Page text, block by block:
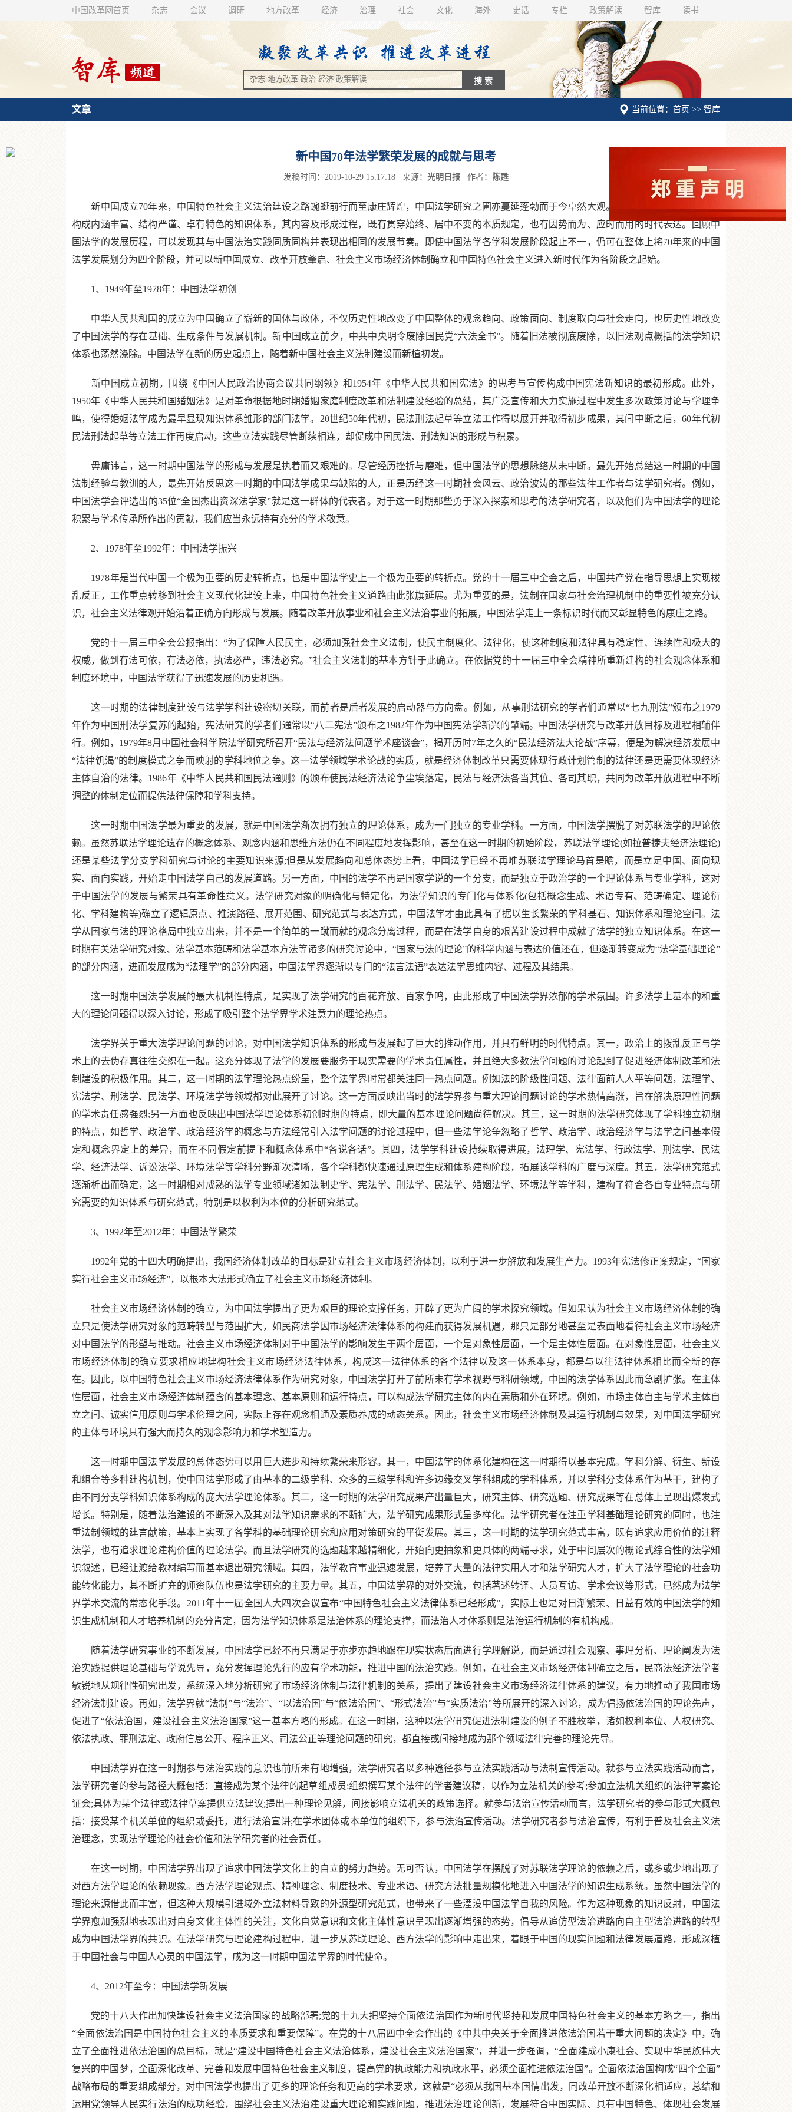
中国改革网首页 杂志 会议 调研 地方改革 经济 治理 社会 文化 海外 史话 专栏 政策解读 智库 读书
当前位置：首页 >> 智库
文章
新中国70年法学繁荣发展的成就与思考
发稿时间：2019-10-29 15:17:18 来源： 光明日报 作者： 陈甦
新中国成立70年来，中国特色社会主义法治建设之路蜿蜒前行而至康庄辉煌，中国法学研究之圃亦蔓延蓬勃而于今卓然大观。中国法学发展至今，已然
构成内涵丰富、结构严谨、卓有特色的知识体系，其内容及形成过程，既有贯穿始终、居中不变的本质规定，也有因势而为、应时而用的时代表达。回顾中
国法学的发展历程，可以发现其与中国法治实践同质同构并表现出相同的发展节奏。即使中国法学各学科发展阶段起止不一，仍可在整体上将70年来的中国
法学发展划分为四个阶段，并可以新中国成立、改革开放肇启、社会主义市场经济体制确立和中国特色社会主义进入新时代作为各阶段之起始。
1、1949年至1978年：中国法学初创
中华人民共和国的成立为中国确立了崭新的国体与政体，不仅历史性地改变了中国整体的观念趋向、政策面向、制度取向与社会走向，也历史性地改变
了中国法学的存在基础、生成条件与发展机制。新中国成立前夕，中共中央明令废除国民党“六法全书”。随着旧法被彻底废除，以旧法观点概括的法学知识
体系也荡然涤除。中国法学在新的历史起点上，随着新中国社会主义法制建设而新植初发。
新中国成立初期，围绕《中国人民政治协商会议共同纲领》和1954年《中华人民共和国宪法》的思考与宣传构成中国宪法新知识的最初形成。此外，
1950年《中华人民共和国婚姻法》是对革命根据地时期婚姻家庭制度改革和法制建设经验的总结，其广泛宣传和大力实施过程中发生多次政策讨论与学理争
鸣，使得婚姻法学成为最早显现知识体系雏形的部门法学。20世纪50年代初，民法刑法起草等立法工作得以展开并取得初步成果，其间中断之后，60年代初
民法刑法起草等立法工作再度启动，这些立法实践尽管断续相连，却促成中国民法、刑法知识的形成与积累。
毋庸讳言，这一时期中国法学的形成与发展是执着而又艰难的。尽管经历挫折与磨难，但中国法学的思想脉络从未中断。最先开始总结这一时期的中国
法制经验与教训的人，最先开始反思这一时期的中国法学成果与缺陷的人，正是历经这一时期社会风云、政治波涛的那些法律工作者与法学研究者。例如，
中国法学会评选出的35位“全国杰出资深法学家”就是这一群体的代表者。对于这一时期那些勇于深入探索和思考的法学研究者，以及他们为中国法学的理论
积累与学术传承所作出的贡献，我们应当永远持有充分的学术敬意。
2、1978年至1992年：中国法学振兴
1978年是当代中国一个极为重要的历史转折点，也是中国法学史上一个极为重要的转折点。党的十一届三中全会之后，中国共产党在指导思想上实现拨
乱反正，工作重点转移到社会主义现代化建设上来，中国特色社会主义道路由此张旗延展。尤为重要的是，法制在国家与社会治理机制中的重要性被充分认
识，社会主义法律观开始沿着正确方向形成与发展。随着改革开放事业和社会主义法治事业的拓展，中国法学走上一条标识时代而又彰显特色的康庄之路。
党的十一届三中全会公报指出：“为了保障人民民主，必须加强社会主义法制，使民主制度化、法律化，使这种制度和法律具有稳定性、连续性和极大的
权威，做到有法可依，有法必依，执法必严，违法必究。”社会主义法制的基本方针于此确立。在依据党的十一届三中全会精神所重新建构的社会观念体系和
制度环境中，中国法学获得了迅速发展的历史机遇。
这一时期的法律制度建设与法学学科建设密切关联，而前者是后者发展的启动器与方向盘。例如，从事刑法研究的学者们通常以“七九刑法”颁布之1979
年作为中国刑法学复苏的起始，宪法研究的学者们通常以“八二宪法”颁布之1982年作为中国宪法学新兴的肇端。中国法学研究与改革开放目标及进程相辅伴
行。例如，1979年8月中国社会科学院法学研究所召开“民法与经济法问题学术座谈会”，揭开历时7年之久的“民法经济法大论战”序幕，便是为解决经济发展中
“法律饥渴”的制度模式之争而映射的学科地位之争。这一法学领域学术论战的实质，就是经济体制改革只需要体现行政计划管制的法律还是更需要体现经济
主体自治的法律。1986年《中华人民共和国民法通则》的颁布使民法经济法论争尘埃落定，民法与经济法各当其位、各司其职，共同为改革开放进程中不断
调整的体制定位而提供法律保障和学科支持。
这一时期中国法学最为重要的发展，就是中国法学渐次拥有独立的理论体系，成为一门独立的专业学科。一方面，中国法学摆脱了对苏联法学的理论依
赖。虽然苏联法学理论遗存的概念体系、观念内涵和思维方法仍在不同程度地发挥影响，甚至在这一时期的初始阶段，苏联法学理论(如拉普捷夫经济法理论)
还是某些法学分支学科研究与讨论的主要知识来源;但是从发展趋向和总体态势上看，中国法学已经不再唯苏联法学理论马首是瞻，而是立足中国、面向现
实、面向实践，开始走中国法学自己的发展道路。另一方面，中国的法学不再是国家学说的一个分支，而是独立于政治学的一个理论体系与专业学科，这对
于中国法学的发展与繁荣具有革命性意义。法学研究对象的明确化与特定化，为法学知识的专门化与体系化(包括概念生成、术语专有、范畴确定、理论衍
化、学科建构等)确立了逻辑原点、推演路径、展开范围、研究范式与表达方式，中国法学才由此具有了据以生长繁荣的学科基石、知识体系和理论空间。法
学从国家与法的理论格局中独立出来，并不是一个简单的一蹴而就的观念分离过程，而是在法学自身的艰苦建设过程中成就了法学的独立知识体系。在这一
时期有关法学研究对象、法学基本范畴和法学基本方法等诸多的研究讨论中，“国家与法的理论”的科学内涵与表达价值还在，但逐渐转变成为“法学基础理论”
的部分内涵，进而发展成为“法理学”的部分内涵，中国法学界逐渐以专门的“法言法语”表达法学思维内容、过程及其结果。
这一时期中国法学发展的最大机制性特点，是实现了法学研究的百花齐放、百家争鸣，由此形成了中国法学界浓郁的学术氛围。许多法学上基本的和重
大的理论问题得以深入讨论，形成了吸引整个法学界学术注意力的理论热点。
法学界关于重大法学理论问题的讨论，对中国法学知识体系的形成与发展起了巨大的推动作用，并具有鲜明的时代特点。其一，政治上的拨乱反正与学
术上的去伪存真往往交织在一起。这充分体现了法学的发展要服务于现实需要的学术责任属性，并且绝大多数法学问题的讨论起到了促进经济体制改革和法
制建设的积极作用。其二，这一时期的法学理论热点纷呈，整个法学界时常都关注同一热点问题。例如法的阶级性问题、法律面前人人平等问题，法理学、
宪法学、刑法学、民法学、环境法学等领域都对此展开了讨论。这一方面反映出当时的法学界参与重大理论问题讨论的学术热情高涨，旨在解决原理性问题
的学术责任感强烈;另一方面也反映出中国法学理论体系初创时期的特点，即大量的基本理论问题尚待解决。其三，这一时期的法学研究体现了学科独立初期
的特点，如哲学、政治学、政治经济学的概念与方法经常引入法学问题的讨论过程中，但一些法学论争忽略了哲学、政治学、政治经济学与法学之间基本假
定和概念界定上的差异，而在不同假定前提下和概念体系中“各说各话”。其四，法学学科建设持续取得进展，法理学、宪法学、行政法学、刑法学、民法
学、经济法学、诉讼法学、环境法学等学科分野渐次清晰，各个学科都快速通过原理生成和体系建构阶段，拓展该学科的广度与深度。其五，法学研究范式
逐渐析出而确定，这一时期相对成熟的法学专业领域诸如法制史学、宪法学、刑法学、民法学、婚姻法学、环境法学等学科，建构了符合各自专业特点与研
究需要的知识体系与研究范式，特别是以权利为本位的分析研究范式。
3、1992年至2012年：中国法学繁荣
1992年党的十四大明确提出，我国经济体制改革的目标是建立社会主义市场经济体制，以利于进一步解放和发展生产力。1993年宪法修正案规定，“国家
实行社会主义市场经济”，以根本大法形式确立了社会主义市场经济体制。
社会主义市场经济体制的确立，为中国法学提出了更为艰巨的理论支撑任务，开辟了更为广阔的学术探究领域。但如果认为社会主义市场经济体制的确
立只是使法学研究对象的范畴转型与范围扩大，如民商法学因市场经济法律体系的构建而获得发展机遇，那只是部分地甚至是表面地看待社会主义市场经济
对中国法学的形塑与推动。社会主义市场经济体制对于中国法学的影响发生于两个层面，一个是对象性层面，一个是主体性层面。在对象性层面，社会主义
市场经济体制的确立要求相应地建构社会主义市场经济法律体系，构成这一法律体系的各个法律以及这一体系本身，都是与以往法律体系相比而全新的存
在。因此，以中国特色社会主义市场经济法律体系作为研究对象，中国法学打开了前所未有学术视野与科研领域，中国的法学体系因此而急剧扩张。在主体
性层面，社会主义市场经济体制蕴含的基本理念、基本原则和运行特点，可以构成法学研究主体的内在素质和外在环境。例如，市场主体自主与学术主体自
立之间、诚实信用原则与学术伦理之间，实际上存在观念相通及素质养成的动态关系。因此，社会主义市场经济体制及其运行机制与效果，对中国法学研究
的主体与环境具有强大而持久的观念影响力和学术塑造力。
这一时期中国法学发展的总体态势可以用巨大进步和持续繁荣来形容。其一，中国法学的体系化建构在这一时期得以基本完成。学科分解、衍生、新设
和组合等多种建构机制，使中国法学形成了由基本的二级学科、众多的三级学科和许多边缘交叉学科组成的学科体系，并以学科分支体系作为基干，建构了
由不同分支学科知识体系构成的庞大法学理论体系。其二，这一时期的法学研究成果产出量巨大，研究主体、研究选题、研究成果等在总体上呈现出爆发式
增长。特别是，随着法治建设的不断深入及其对法学知识需求的不断扩大，法学研究成果形式呈多样化。法学研究者在注重学科基础理论研究的同时，也注
重法制领域的建言献策，基本上实现了各学科的基础理论研究和应用对策研究的平衡发展。其三，这一时期的法学研究范式丰富，既有追求应用价值的注释
法学，也有追求理论建构价值的理论法学。而且法学研究的选题越来越精细化，开始向更抽象和更具体的两端寻求，处于中间层次的概论式综合性的法学知
识叙述，已经让渡给教材编写而基本退出研究领域。其四，法学教育事业迅速发展，培养了大量的法律实用人才和法学研究人才，扩大了法学理论的社会功
能转化能力，其不断扩充的师资队伍也是法学研究的主要力量。其五，中国法学界的对外交流，包括著述转译、人员互访、学术会议等形式，已然成为法学
界学术交流的常态化手段。2011年十一届全国人大四次会议宣布“中国特色社会主义法律体系已经形成”，实际上也是对日渐繁荣、日益有效的中国法学的知
识生成机制和人才培养机制的充分肯定，因为法学知识体系是法治体系的理论支撑，而法治人才体系则是法治运行机制的有机构成。
随着法学研究事业的不断发展，中国法学已经不再只满足于亦步亦趋地跟在现实状态后面进行学理解说，而是通过社会观察、事理分析、理论阐发为法
治实践提供理论基础与学说先导，充分发挥理论先行的应有学术功能，推进中国的法治实践。例如，在社会主义市场经济体制确立之后，民商法经济法学者
敏锐地从规律性研究出发，系统深入地分析研究了市场经济体制与法律机制的关系，提出了建设社会主义市场经济法律体系的建议，有力地推动了我国市场
经济法制建设。再如，法学界就“法制”与“法治”、“以法治国”与“依法治国”、“形式法治”与“实质法治”等所展开的深入讨论，成为倡扬依法治国的理论先声，
促进了“依法治国，建设社会主义法治国家”这一基本方略的形成。在这一时期，这种以法学研究促进法制建设的例子不胜枚举，诸如权利本位、人权研究、
依法执政、罪刑法定、政府信息公开、程序正义、司法公正等理论问题的研究，都直接或间接地成为那个领域法律完善的理论先导。
中国法学界在这一时期参与法治实践的意识也前所未有地增强，法学研究者以多种途径参与立法实践活动与法制宣传活动。就参与立法实践活动而言，
法学研究者的参与路径大概包括：直接成为某个法律的起草组成员;组织撰写某个法律的学者建议稿，以作为立法机关的参考;参加立法机关组织的法律草案论
证会;具体为某个法律或法律草案提供立法建议;提出一种理论见解，间接影响立法机关的政策选择。就参与法治宣传活动而言，法学研究者的参与形式大概包
括：接受某个机关单位的组织或委托，进行法治宣讲;在学术团体或本单位的组织下，参与法治宣传活动。法学研究者参与法治宣传，有利于普及社会主义法
治理念，实现法学理论的社会价值和法学研究者的社会责任。
在这一时期，中国法学界出现了追求中国法学文化上的自立的努力趋势。无可否认，中国法学在摆脱了对苏联法学理论的依赖之后，或多或少地出现了
对西方法学理论的依赖现象。西方法学理论观点、精神理念、制度技术、专业术语、研究方法批量规模化地进入中国法学的知识生成系统。虽然中国法学的
理论来源借此而丰富，但这种大规模引进域外立法材料导致的外源型研究范式，也带来了一些湮没中国法学自我的风险。作为这种现象的知识反射，中国法
学界愈加强烈地表现出对自身文化主体性的关注，文化自觉意识和文化主体性意识呈现出逐渐增强的态势，倡导从追仿型法治进路向自主型法治进路的转型
成为中国法学界的共识。在法学研究与理论建构过程中，进一步从苏联理论、西方法学的影响中走出来，着眼于中国的现实问题和法律发展道路，形成深植
于中国社会与中国人心灵的中国法学，成为这一时期中国法学界的时代使命。
4、2012年至今：中国法学新发展
党的十八大作出加快建设社会主义法治国家的战略部署;党的十九大把坚持全面依法治国作为新时代坚持和发展中国特色社会主义的基本方略之一，指出
“全面依法治国是中国特色社会主义的本质要求和重要保障”。在党的十八届四中全会作出的《中共中央关于全面推进依法治国若干重大问题的决定》中，确
立了全面推进依法治国的总目标，就是“建设中国特色社会主义法治体系，建设社会主义法治国家”，并进一步强调，“全面建成小康社会、实现中华民族伟大
复兴的中国梦，全面深化改革、完善和发展中国特色社会主义制度，提高党的执政能力和执政水平，必须全面推进依法治国”。全面依法治国构成“四个全面”
战略布局的重要组成部分，对中国法学也提出了更多的理论任务和更高的学术要求，这就是“必须从我国基本国情出发，同改革开放不断深化相适应，总结和
运用党领导人民实行法治的成功经验，围绕社会主义法治建设重大理论和实践问题，推进法治理论创新，发展符合中国实际、具有中国特色、体现社会发展